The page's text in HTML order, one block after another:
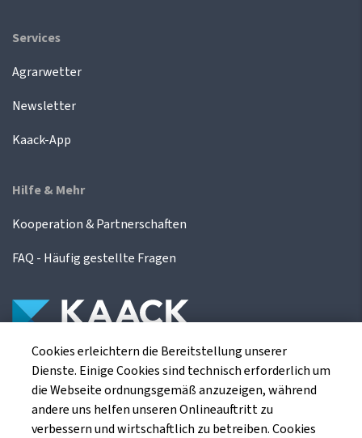
Services
Agrarwetter
Newsletter
Kaack-App
Hilfe & Mehr
Kooperation & Partnerschaften
FAQ - Häufig gestellte Fragen
Die Kaack Terminhandel GmbH ist ein
Finanzdienstleistungsinstitut für die europäischen
Agrarterminbörsen.
Cookies erleichtern die Bereitstellung unserer
Dienste. Einige Cookies sind technisch erforderlich um
die Webseite ordnungsgemäß anzuzeigen, während
andere uns helfen unseren Onlineauftritt zu
verbessern und wirtschaftlich zu betreiben. Cookies